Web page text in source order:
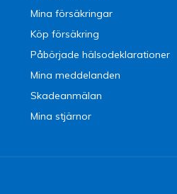
Mina försäkringar
Köp försäkring
Påbörjade hälsodeklarationer
Mina meddelanden
Skadeanmälan
Mina stjärnor